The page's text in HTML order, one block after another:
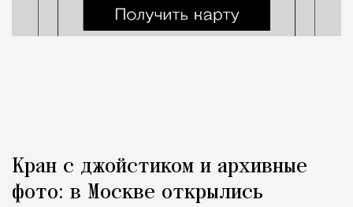
Кран с джойстиком и архивные
фото: в Москве открылись